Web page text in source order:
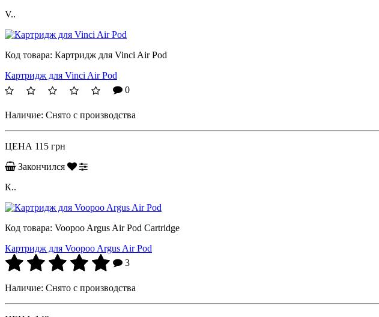
V..
Код товара: Картридж для Vinci Air Pod
Картридж для Vinci Air Pod
0
Наличие: Снято с производства
ЦЕНА 115 грн
Закончился
К..
Код товара: Voopoo Argus Air Pod Cartridge
Картридж для Voopoo Argus Air Pod
3
Наличие: Снято с производства